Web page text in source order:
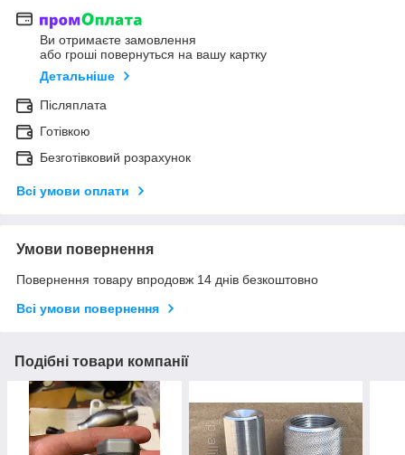
Ви отримаєте замовлення
або гроші повернуться на вашу картку
Детальніше
Післяплата
Готівкою
Безготівковий розрахунок
Всі умови оплати
Умови повернення
Повернення товару впродовж 14 днів безкоштовно
Всі умови повернення
Подібні товари компанії